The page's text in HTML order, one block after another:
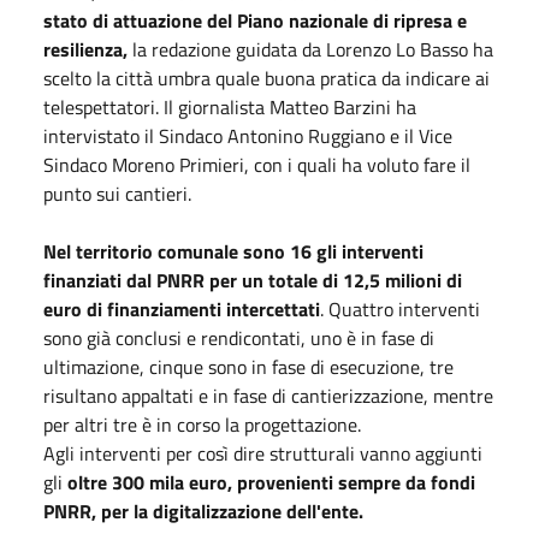
stato di attuazione del Piano nazionale di ripresa e
resilienza, la redazione guidata da Lorenzo Lo Basso ha
scelto la città umbra quale buona pratica da indicare ai
telespettatori. Il giornalista Matteo Barzini ha
intervistato il Sindaco Antonino Ruggiano e il Vice
Sindaco Moreno Primieri, con i quali ha voluto fare il
punto sui cantieri.
Nel territorio comunale sono 16 gli interventi
finanziati dal PNRR per un totale di 12,5 milioni di
euro di finanziamenti intercettati. Quattro interventi
sono già conclusi e rendicontati, uno è in fase di
ultimazione, cinque sono in fase di esecuzione, tre
risultano appaltati e in fase di cantierizzazione, mentre
per altri tre è in corso la progettazione.
Agli interventi per così dire strutturali vanno aggiunti
gli oltre 300 mila euro, provenienti sempre da fondi
PNRR, per la digitalizzazione dell'ente.